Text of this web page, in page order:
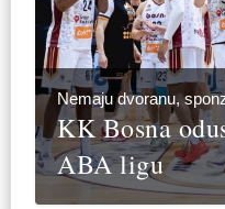
Nemaju dvoranu,
KK Bosna
ABA ligu